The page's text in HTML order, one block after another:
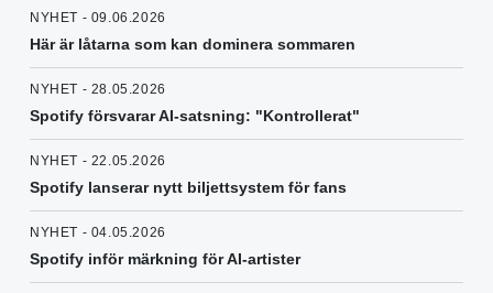
NYHET - 09.06.2026
Här är låtarna som kan dominera sommaren
NYHET - 28.05.2026
Spotify försvarar AI-satsning: "Kontrollerat"
NYHET - 22.05.2026
Spotify lanserar nytt biljettsystem för fans
NYHET - 04.05.2026
Spotify inför märkning för AI-artister